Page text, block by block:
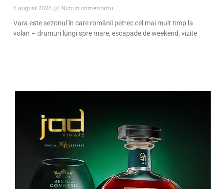
6 august 2026
Niciun comentariu
Vara este sezonul în care românii petrec cel mai mult timp la
volan – drumuri lungi spre mare, escapade de weekend, vizite